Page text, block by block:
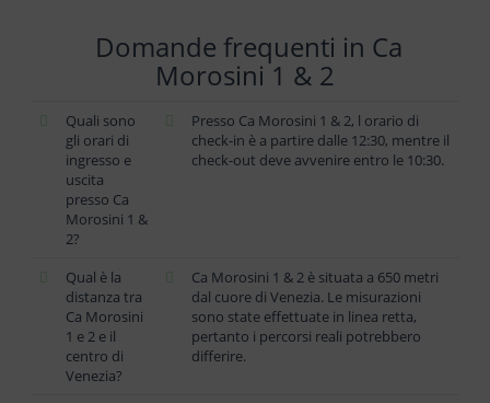
Domande frequenti in Ca
Morosini 1 & 2
Quali sono
gli orari di
ingresso e
uscita
presso Ca
Morosini 1 &
2?
Presso Ca Morosini 1 & 2, l orario di
check-in è a partire dalle 12:30, mentre il
check-out deve avvenire entro le 10:30.
Qual è la
distanza tra
Ca Morosini
1 e 2 e il
centro di
Venezia?
Ca Morosini 1 & 2 è situata a 650 metri
dal cuore di Venezia. Le misurazioni
sono state effettuate in linea retta,
pertanto i percorsi reali potrebbero
differire.